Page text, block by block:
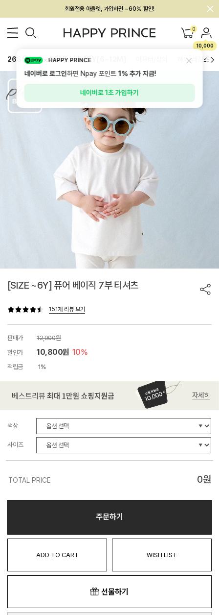
회원전용 아울렛, 가입하면 ~60% 할인!
멤버십 최대 28,000원 혜택 0
10,000
26SS 신상 BEST BABY[6~12M] 하의/레깅스
[SIZE ~6Y] 퓨어 베이직 7부 티셔츠
151개 리뷰 보기
판매가
12,000원
할인가
10,800원 10%
적립금 1%
색상
사이즈
TOTAL PRICE 0원
주문하기
ADD TO CART WISH LIST
선물하기
HAPPY PRINCE
네이버로 로그인하면 Npay 포인트1%추가 지급!
네이버로 1초 가입하기